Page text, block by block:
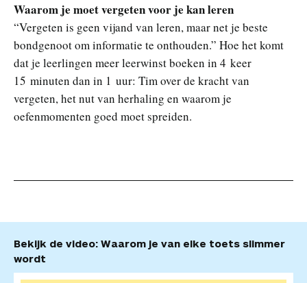
Waarom je moet vergeten voor je kan leren
“Vergeten is geen vijand van leren, maar net je beste
bondgenoot om informatie te onthouden.” Hoe het komt
dat je leerlingen meer leerwinst boeken in 4 keer
15 minuten dan in 1 uur: Tim over de kracht van
vergeten, het nut van herhaling en waarom je
oefenmomenten goed moet spreiden.
Bekijk de video: Waarom je van elke toets slimmer
wordt